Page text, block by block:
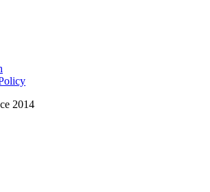
2014